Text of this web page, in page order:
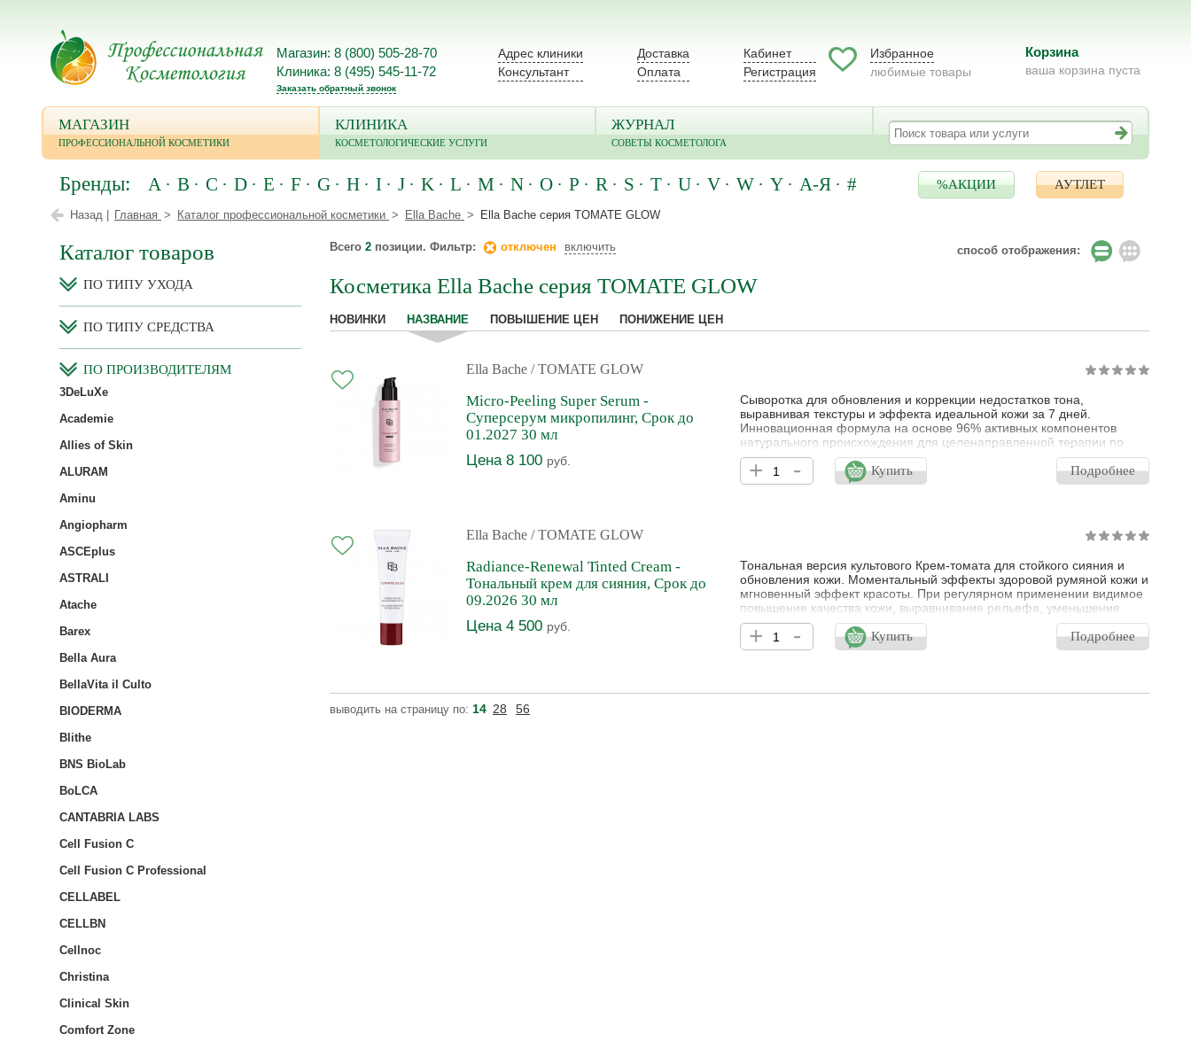
Магазин: 8 (800) 505-28-70
Клиника: 8 (495) 545-11-72
Заказать обратный звонок
Адрес клиники
Консультант
Доставка
Оплата
Кабинет
Регистрация
Избранное
любимые товары
Корзина
ваша корзина пуста
МАГАЗИН
ПРОФЕССИОНАЛЬНОЙ КОСМЕТИКИ
КЛИНИКА
КОСМЕТОЛОГИЧЕСКИЕ УСЛУГИ
ЖУРНАЛ
СОВЕТЫ КОСМЕТОЛОГА
Бренды: A B C D E F G H I J K L M N O P R S T U V W Y А-Я # %АКЦИИ АУТЛЕТ
Назад | Главная Каталог профессиональной косметики Ella Bache Ella Bache серия TOMATE GLOW
Всего 2 позиции. Фильтр: отключен включить способ отображения:
Косметика Ella Bache серия TOMATE GLOW
НОВИНКИ НАЗВАНИЕ ПОВЫШЕНИЕ ЦЕН ПОНИЖЕНИЕ ЦЕН
Ella Bache / TOMATE GLOW
Micro-Peeling Super Serum -
Cуперсерум микропилинг, Срок до
01.2027 30 мл
Цена 8 100 руб.
Сыворотка для обновления и коррекции недостатков тона,
выравнивая текстуры и эффекта идеальной кожи за 7 дней.
Инновационная формула на основе 96% активных компонентов
натурального происхождения для целенаправленной терапии по
омоложению кожи. 85% гарантированного результата по улучшению
состояния, упругости и осветлению пигментных пятен и тона кожи
уже за 7 дней регулярного использования. Синергетический эффект
+ - Купить Подробнее
Ella Bache / TOMATE GLOW
Radiance-Renewal Tinted Cream -
Тональный крем для сияния, Срок до
09.2026 30 мл
Цена 4 500 руб.
Тональная версия культового Крем-томата для стойкого сияния и
обновления кожи. Моментальный эффекты здоровой румяной кожи и
мгновенный эффект красоты. При регулярном применении видимое
повышение качества кожи, выравнивание рельефа, уменьшение
выраженности морщин. Активная формула содержит 2
антиоксиданта красного томата – ликопен и полифенолы - для
сохранения клеток, повышения их возможностей для обновления и
+ - Купить Подробнее
выводить на страницу по: 14 28 56
Каталог товаров
ПО ТИПУ УХОДА
ПО ТИПУ СРЕДСТВА
ПО ПРОИЗВОДИТЕЛЯМ
3DeLuXe
Academie
Allies of Skin
ALURAM
Aminu
Angiopharm
ASCEplus
ASTRALI
Atache
Barex
Bella Aura
BellaVita il Culto
BIODERMA
Blithe
BNS BioLab
BoLCA
CANTABRIA LABS
Cell Fusion C
Cell Fusion C Professional
CELLABEL
CELLBN
Cellnoc
Christina
Clinical Skin
Comfort Zone